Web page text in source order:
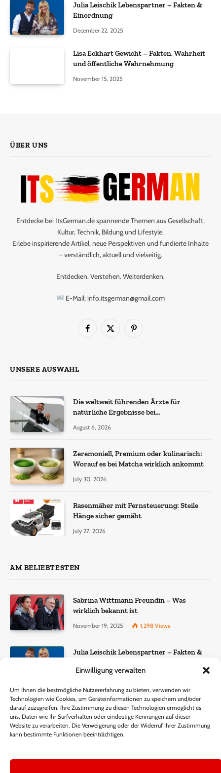
Einwilligung verwalten
Um Ihnen die bestmögliche Nutzererfahrung zu bieten, verwenden wir
Technologien wie Cookies, um Geräteinformationen zu speichern und/oder
darauf zuzugreifen. Ihre Zustimmung zu diesen Technologien ermöglicht es
uns, Daten wie Ihr Surfverhalten oder eindeutige Kennungen auf dieser
Website zu verarbeiten. Die Verweigerung oder der Widerruf Ihrer Zustimmung
kann bestimmte Funktionen beeinträchtigen.
Julia Leischik Lebenspartner – Fakten &
Einordnung
December 22, 2025
Lisa Eckhart Gewicht – Fakten, Wahrheit
und öffentliche Wahrnehmung
November 15, 2025
ÜBER UNS
Entdecke bei ItsGerman.de spannende Themen aus Gesellschaft,
Kultur, Technik, Bildung und Lifestyle.
Erlebe inspirierende Artikel, neue Perspektiven und fundierte Inhalte
– verständlich, aktuell und vielseitig.
Entdecken. Verstehen. Weiterdenken.
E-Mail: info.itsgerman@gmail.com
Facebook
X
Pinterest
UNSERE AUSWAHL
Die weltweit führenden Ärzte für
natürliche Ergebnisse bei
August 6, 2026
Zeremoniell, Premium oder kulinarisch:
Worauf es bei Matcha wirklich ankommt
July 30, 2026
Rasenmäher mit Fernsteuerung: Steile
Hänge sicher gemäht
July 27, 2026
AM BELIEBTESTEN
Sabrina Wittmann Freundin – Was
wirklich bekannt ist
November 19, 2025 1,298 Views
Julia Leischik Lebenspartner – Fakten &
Lisa Eckhart Gewicht – Fakten, Wahrheit
und öffentliche Wahrnehmung
November 15, 2025 340Views